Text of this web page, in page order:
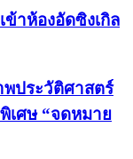
ข้าห้องอัดซิงเกิล
ประวัติศาสตร์
เศษ “จดหมาย